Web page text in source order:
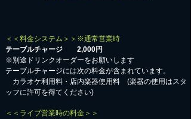
＜＜料金システム＞＞※通常営業時
テーブルチャージ 2,000円
※別途ドリンクオーダーをお願いします
テーブルチャージには次の料金が含まれています。
カラオケ利用料・店内楽器使用料 (楽器の使用はスタ
ッフに許可を得てください)
＜＜ライブ営業時の料金＞＞